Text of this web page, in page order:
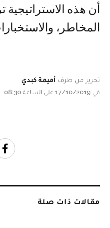
أن هذه
المخاطر،
تحرير من طرف أميمة كبدي
في 17/10/2019 على الساعة 08:30
مقالات ذات صلة